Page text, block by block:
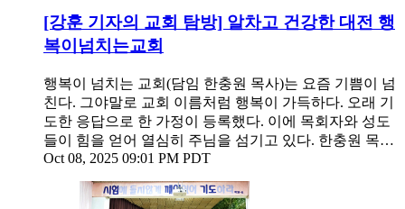
[강훈 기자의 교회 탐방] 알차고 건강한 대전 행
복이넘치는교회
행복이 넘치는 교회(담임 한충원 목사)는 요즘 기쁨이 넘
친다. 그야말로 교회 이름처럼 행복이 가득하다. 오래 기
도한 응답으로 한 가정이 등록했다. 이에 목회자와 성도
들이 힘을 얻어 열심히 주님을 섬기고 있다. 한충원 목…
Oct 08, 2025 09:01 PM PDT